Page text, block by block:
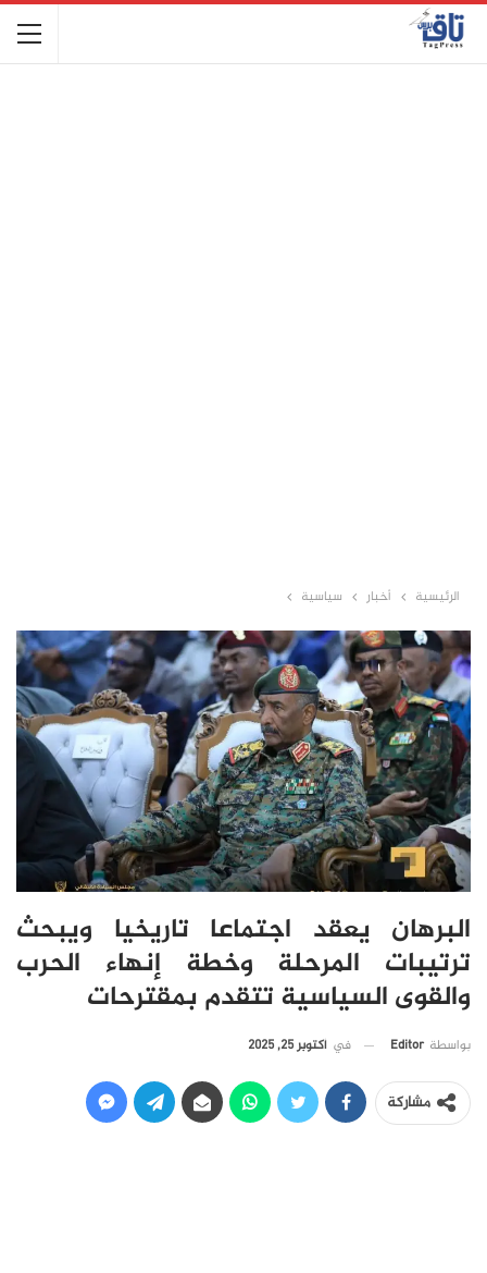
الرئيسية أخبار سياسية
البرهان يعقد اجتماعا تاريخيا ويبحث
ترتيبات المرحلة وخطة إنهاء الحرب
والقوى السياسية تتقدم بمقترحات
بواسطة Editor في أكتوبر 25, 2025
مشاركة